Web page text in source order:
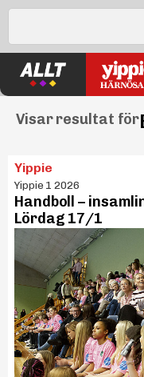
Visar resultat för
Yippie
Yippie 1 2026
Handboll –
Lördag 17/1